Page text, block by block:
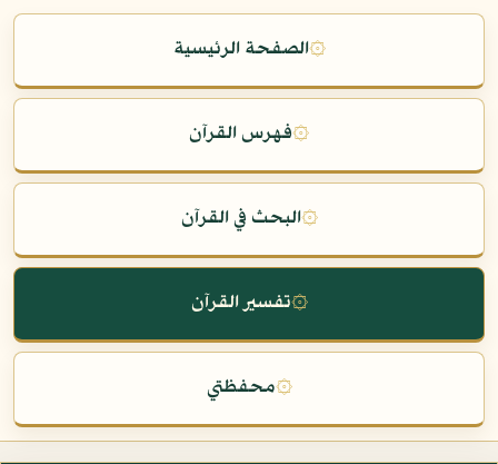
۞الصفحة الرئيسية
۞فهرس القرآن
۞البحث في القرآن
۞تفسير القرآن
۞محفظتي